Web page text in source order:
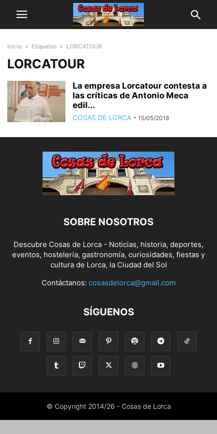
Inicio Etiquetas LORCATOUR
LORCATOUR
La empresa Lorcatour contesta a
las críticas de Antonio Meca
edil...
COSAS DE LORCA - 15/05/2018
SOBRE NOSOTROS
Descubre Cosas de Lorca - Noticias, historia, deportes,
eventos, hostelería, gastronomía, curiosidades, fiestas y
cultura de Lorca, la Ciudad del Sol
Contáctanos: cosasdelorca@gmail.com
SÍGUENOS
© Copyright 2014/26 - Cosas de Lorca